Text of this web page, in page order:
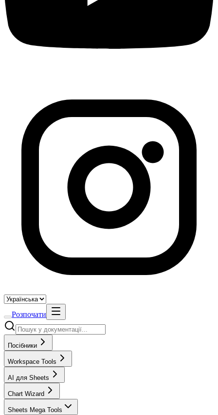
Розпочати
Посібники
Workspace Tools
AI для Sheets
Chart Wizard
Sheets Mega Tools